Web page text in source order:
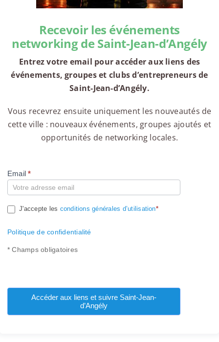
Recevoir les événements
networking de Saint-Jean-d’Angély
Entrez votre email pour accéder aux liens des
événements, groupes et clubs d’entrepreneurs de
Saint-Jean-d’Angély.
Vous recevrez ensuite uniquement les nouveautés de
cette ville : nouveaux événements, groupes ajoutés et
opportunités de networking locales.
Compte
Email*
J'accepte les conditions générales d’utilisation*
Politique de confidentialité
* Champs obligatoires
Accéder aux liens et suivre Saint-Jean-
d’Angély